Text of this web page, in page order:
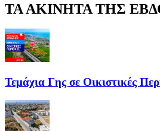
ΤΑ ΑΚΙΝΗΤΑ ΤΗΣ
Τεμάχια Γης σε Οικιστικές